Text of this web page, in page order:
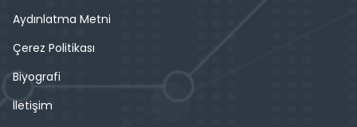
Aydınlatma Metni
Çerez Politikası
Biyografi
İletişim